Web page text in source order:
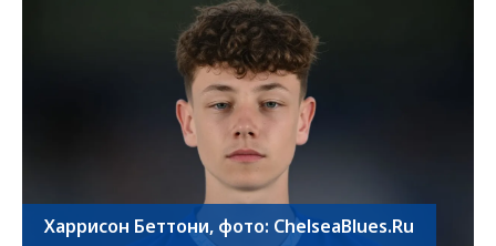
Харрисон Беттони, фото: ChelseaBlues.Ru